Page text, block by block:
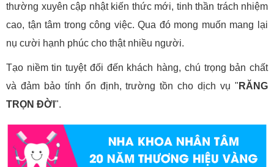
thường xuyên cập nhật kiến thức mới, tinh thần trách nhiệm
cao, tận tâm trong công việc. Qua đó mong muốn mang lại
nụ cười hạnh phúc cho thật nhiều người.
Tạo niềm tin tuyệt đối đến khách hàng, chú trọng bản chất
và đảm bảo tính ổn định, trường tồn cho dịch vụ " RĂNG
TRỌN ĐỜI ".